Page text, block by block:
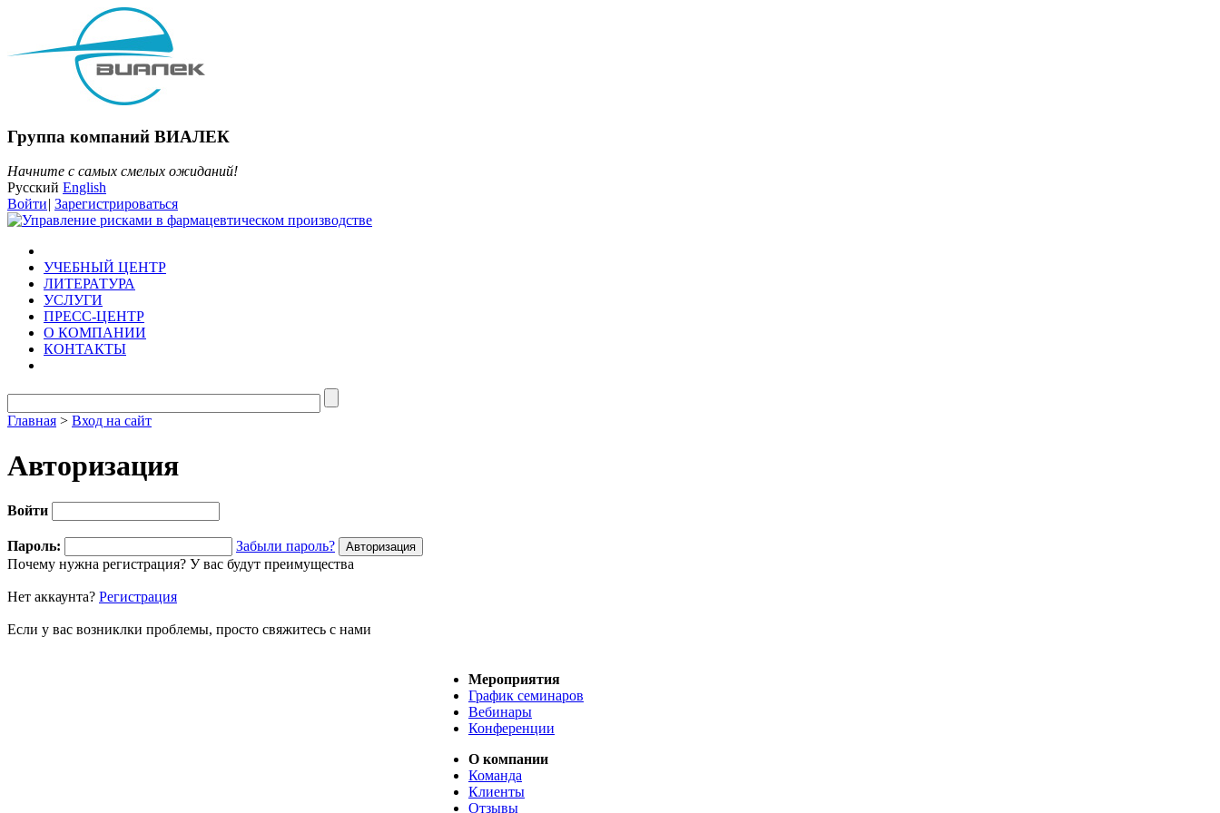
Группа компаний ВИАЛЕК
Начните с самых смелых ожиданий!
Русский English
Войти| Зарегистрироваться
УЧЕБНЫЙ ЦЕНТР
ЛИТЕРАТУРА
УСЛУГИ
ПРЕСС-ЦЕНТР
О КОМПАНИИ
КОНТАКТЫ
Главная > Вход на сайт
Авторизация
Войти
Пароль:
Забыли пароль?
Почему нужна регистрация? У вас будут преимущества
Нет аккаунта? Регистрация
Если у вас возниклки проблемы, просто свяжитесь с нами
Мероприятия
График семинаров
Вебинары
Конференции
О компании
Команда
Клиенты
Отзывы